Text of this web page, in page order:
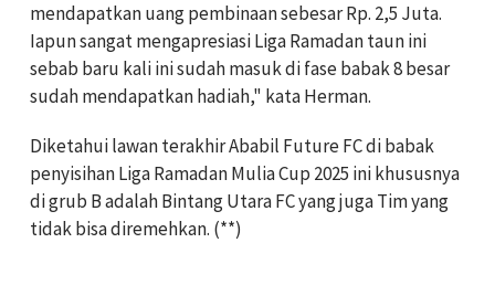
mendapatkan uang pembinaan sebesar Rp. 2,5 Juta.
Iapun sangat mengapresiasi Liga Ramadan taun ini
sebab baru kali ini sudah masuk di fase babak 8 besar
sudah mendapatkan hadiah," kata Herman.
Diketahui lawan terakhir Ababil Future FC di babak
penyisihan Liga Ramadan Mulia Cup 2025 ini khususnya
di grub B adalah Bintang Utara FC yang juga Tim yang
tidak bisa diremehkan. (**)